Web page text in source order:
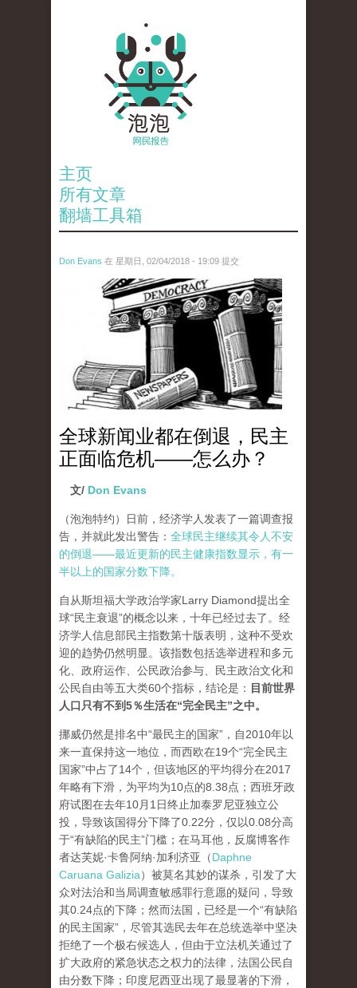
主页
所有文章
翻墙工具箱
Don Evans 在 星期日, 02/04/2018 - 19:09 提交
wechatimg1287.jpeg
全球新闻业都在倒退，民主
正面临危机——怎么办？
文/ Don Evans
（泡泡特约）
日前，经济学人发表了一篇调查报
告，并就此发出警告： 全球民主继续其令人不安
的倒退——最近更新的民主健康指数显示，有一
半以上的国家分数下降。
自从斯坦福大学政治学家Larry Diamond提出全
球“民主衰退”的概念以来，十年已经过去了。经
济学人信息部民主指数第十版表明，这种不受欢
迎的趋势仍然明显。该指数包括选举进程和多元
化、政府运作、公民政治参与、民主政治文化和
公民自由等五大类60个指标，结论是： 目前世界
人口只有不到5％生活在“完全民主”之中。
挪威仍然是排名中“最民主的国家”，自2010年以
来一直保持这一地位，而西欧在19个“完全民主
国家”中占了14个，但该地区的平均得分在2017
年略有下滑，为平均为10点的8.38点；西班牙政
府试图在去年10月1日终止加泰罗尼亚独立公
投，导致该国得分下降了0.22分，仅以0.08分高
于“有缺陷的民主”门槛；在马耳他，反腐博客作
者达芙妮·卡鲁阿纳·加利济亚（Daphne
Caruana Galizia）被莫名其妙的谋杀，引发了大
众对法治和当局调查敏感罪行意愿的疑问，导致
其0.24点的下降；然而法国，已经是一个“有缺陷
的民主国家”，尽管其选民去年在总统选举中坚决
拒绝了一个极右候选人，但由于立法机关通过了
扩大政府的紧急状态之权力的法律，法国公民自
由分数下降；印度尼西亚出现了最显著的下滑，